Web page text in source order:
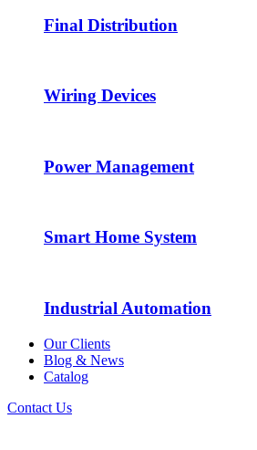
Final Distribution
Wiring Devices
Power Management
Smart Home System
Industrial Automation
Our Clients
Blog & News
Catalog
Contact Us